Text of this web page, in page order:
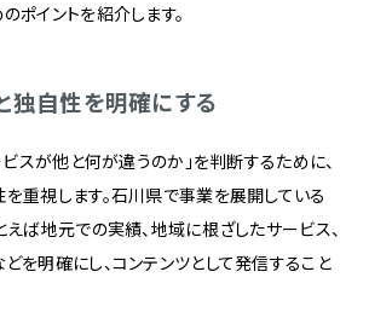
ポイントを紹介します。
独自性を明確にする
ビスが他と何が違うのか」を判断するために、
重視します。石川県で事業を展開している
えば地元での実績、地域に根ざしたサービス、
を明確にし、コンテンツとして発信すること